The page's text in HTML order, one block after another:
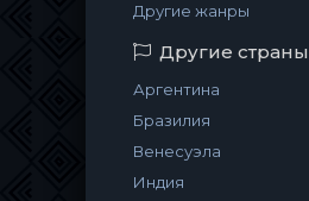
Другие жанры
Другие страны
Аргентина
Бразилия
Венесуэла
Индия